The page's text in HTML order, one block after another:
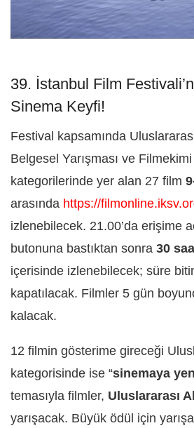
39. İstanbul Film
Sinema Keyfi!
Festival kapsamında
Belgesel Yarışması ve Filmekimi
kategorilerinde yer alan 27 film
arasında https://
izlenebilecek. 21.00’da erişime
butonuna bastıktan sonra 30
içerisinde izlenebilecek; süre
kapatılacak. Filmler 5 gün
kalacak.
12 filmin gösterime gireceği
kategorisinde ise “sinemaya
temasıyla filmler, Uluslararası
yarışacak. Büyük ödül için